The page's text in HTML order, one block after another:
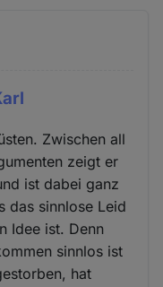
Zwischen all
zeigt er
ist dabei ganz
das sinnlose Leid
Idee ist. Denn
sinnlos ist
hat